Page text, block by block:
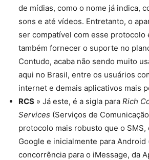
de mídias, como o nome já indica,
sons e até vídeos. Entretanto, o
ser compatível com esse protocolo
também fornecer o suporte no
Contudo, acaba não sendo muito
aqui no Brasil, entre os usuários
internet e demais aplicativos mais
RCS » Já este, é a sigla para Rich
Services (Serviços de
protocolo mais robusto que o
Google e inicialmente para Android
concorrência para o iMessage, da